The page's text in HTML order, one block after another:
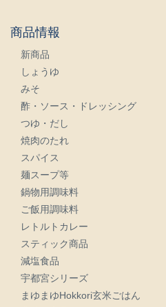
商品情報
新商品
しょうゆ
みそ
酢・ソース・ドレッシング
つゆ・だし
焼肉のたれ
スパイス
麺スープ等
鍋物用調味料
ご飯用調味料
レトルトカレー
スティック商品
減塩食品
宇都宮シリーズ
まゆまゆHokkori玄米ごはん